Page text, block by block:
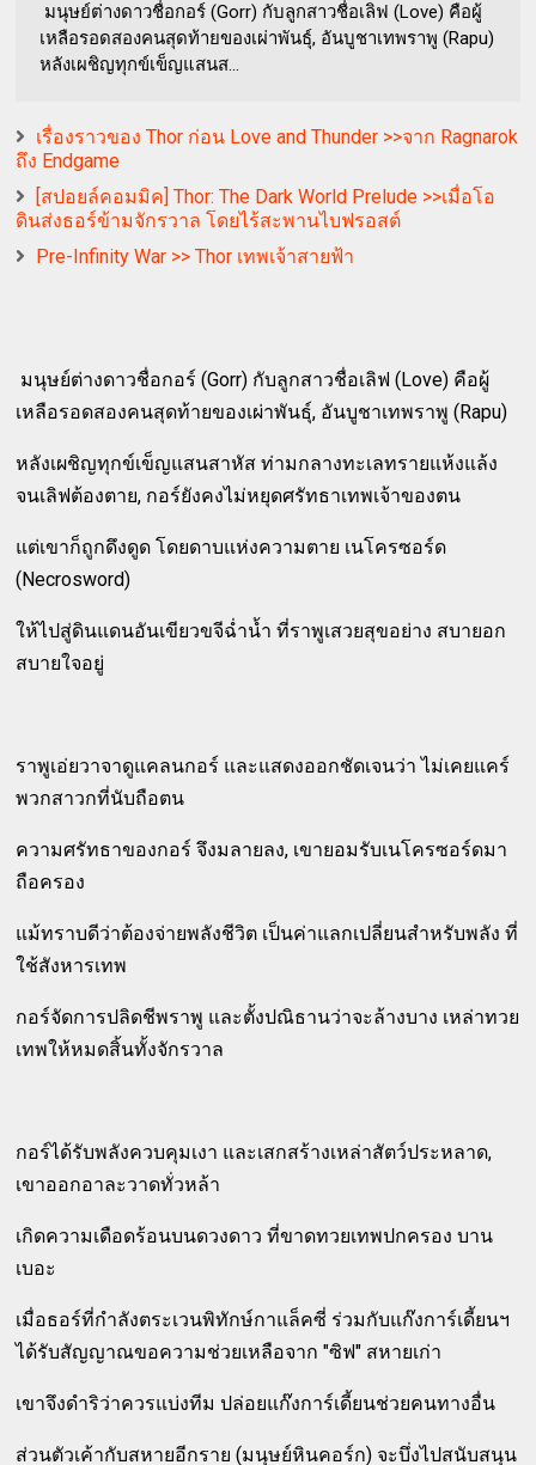
มนุษย์ต่างดาวชื่อกอร์ (Gorr) กับลูกสาวชื่อเลิฟ (Love) คือผู้
เหลือรอดสองคนสุดท้ายของเผ่าพันธุ์, อันบูชาเทพราพู (Rapu)
หลังเผชิญทุกข์เข็ญแสนส...
เรื่องราวของ Thor ก่อน Love and Thunder >>จาก Ragnarok
ถึง Endgame
[สปอยล์คอมมิค] Thor: The Dark World Prelude >>เมื่อโอ
ดินส่งธอร์ข้ามจักรวาล โดยไร้สะพานไบฟรอสต์
Pre-Infinity War >> Thor เทพเจ้าสายฟ้า
มนุษย์ต่างดาวชื่อกอร์ (Gorr) กับลูกสาวชื่อเลิฟ (Love) คือผู้
เหลือรอดสองคนสุดท้ายของเผ่าพันธุ์, อันบูชาเทพราพู (Rapu)
หลังเผชิญทุกข์เข็ญแสนสาหัส ท่ามกลางทะเลทรายแห้งแล้ง
จนเลิฟต้องตาย, กอร์ยังคงไม่หยุดศรัทธาเทพเจ้าของตน
แต่เขาก็ถูกดึงดูด โดยดาบแห่งความตาย เนโครซอร์ด
(Necrosword)
ให้ไปสู่ดินแดนอันเขียวขจีฉ่ำน้ำ ที่ราพูเสวยสุขอย่าง สบายอก
สบายใจอยู่
ราพูเอ่ยวาจาดูแคลนกอร์ และแสดงออกชัดเจนว่า ไม่เคยแคร์
พวกสาวกที่นับถือตน
ความศรัทธาของกอร์ จึงมลายลง, เขายอมรับเนโครซอร์ดมา
ถือครอง
แม้ทราบดีว่าต้องจ่ายพลังชีวิต เป็นค่าแลกเปลี่ยนสำหรับพลัง ที่
ใช้สังหารเทพ
กอร์จัดการปลิดชีพราพู และตั้งปณิธานว่าจะล้างบาง เหล่าทวย
เทพให้หมดสิ้นทั้งจักรวาล
กอร์ได้รับพลังควบคุมเงา และเสกสร้างเหล่าสัตว์ประหลาด,
เขาออกอาละวาดทั่วหล้า
เกิดความเดือดร้อนบนดวงดาว ที่ขาดทวยเทพปกครอง บาน
เบอะ
เมื่อธอร์ที่กำลังตระเวนพิทักษ์กาแล็คซี่ ร่วมกับแก๊งการ์เดี้ยนฯ
ได้รับสัญญาณขอความช่วยเหลือจาก "ซิฟ" สหายเก่า
เขาจึงดำริว่าควรแบ่งทีม ปล่อยแก๊งการ์เดี้ยนช่วยคนทางอื่น
ส่วนตัวเค้ากับสหายอีกราย (มนุษย์หินคอร์ก) จะบึ่งไปสนับสนุน